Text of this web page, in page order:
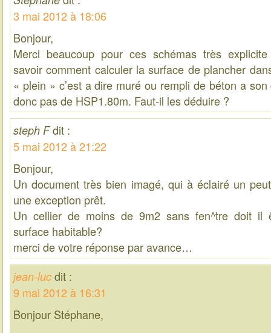
3 mai 2012 à 18:06
Bonjour,
Merci beaucoup pour ces schémas très explicite
savoir comment calculer la surface de plancher
« plein » c’est a dire muré ou rempli de béton a son
donc pas de HSP1.80m. Faut-il les déduire ?
steph F dit :
5 mai 2012 à 21:22
Bonjour,
Un document très bien imagé, qui à éclairé un
une exception prêt.
Un cellier de moins de 9m2 sans fen^tre doit il
surface habitable?
merci de votre réponse par avance…
jean-luc dit :
9 mai 2012 à 16:31
Bonjour Stéphane,